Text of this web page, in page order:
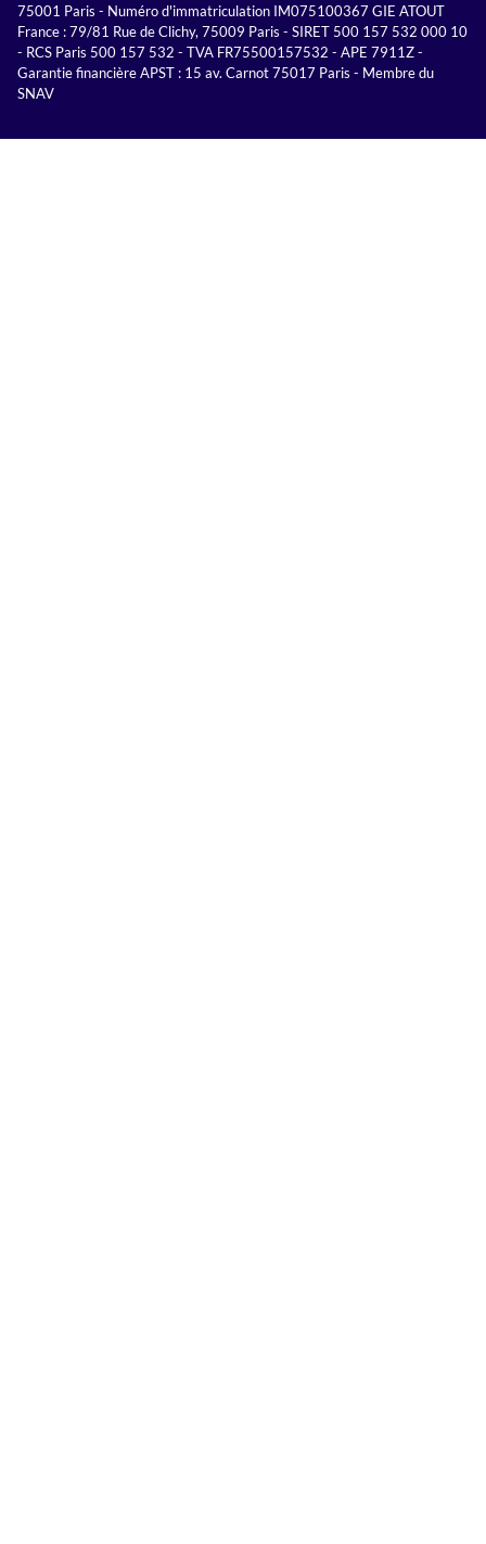
75001 Paris - Numéro d'immatriculation IM075100367 GIE ATOUT
France : 79/81 Rue de Clichy, 75009 Paris - SIRET 500 157 532 000 10
- RCS Paris 500 157 532 - TVA FR75500157532 - APE 7911Z -
Garantie financière APST : 15 av. Carnot 75017 Paris - Membre du
SNAV